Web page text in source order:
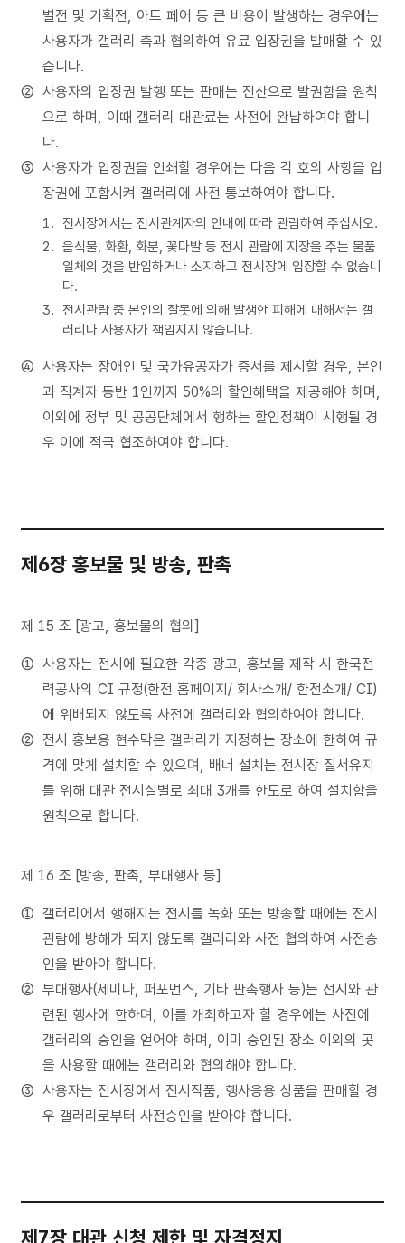
별전 및 기획전, 아트 페어 등 큰 비용이 발생하는 경우에는
사용자가 갤러리 측과 협의하여 유료 입장권을 발매할 수 있
습니다.
사용자의 입장권 발행 또는 판매는 전산으로 발권함을 원칙
으로 하며, 이때 갤러리 대관료는 사전에 완납하여야 합니
다.
사용자가 입장권을 인쇄할 경우에는 다음 각 호의 사항을 입
장권에 포함시켜 갤러리에 사전 통보하여야 합니다.
전시장에서는 전시관계자의 안내에 따라 관람하여 주십시오.
음식물, 화환, 화분, 꽃다발 등 전시 관람에 지장을 주는 물품
일체의 것을 반입하거나 소지하고 전시장에 입장할 수 없습니
다.
전시관람 중 본인의 잘못에 의해 발생한 피해에 대해서는 갤
러리나 사용자가 책임지지 않습니다.
사용자는 장애인 및 국가유공자가 증서를 제시할 경우, 본인
과 직계자 동반 1인까지 50%의 할인혜택을 제공해야 하며,
이외에 정부 및 공공단체에서 행하는 할인정책이 시행될 경
우 이에 적극 협조하여야 합니다.
제6장 홍보물 및 방송, 판촉
제 15 조 [광고, 홍보물의 협의]
사용자는 전시에 필요한 각종 광고, 홍보물 제작 시 한국전
력공사의 CI 규정(한전 홈페이지/ 회사소개/ 한전소개/ CI)
에 위배되지 않도록 사전에 갤러리와 협의하여야 합니다.
전시 홍보용 현수막은 갤러리가 지정하는 장소에 한하여 규
격에 맞게 설치할 수 있으며, 배너 설치는 전시장 질서유지
를 위해 대관 전시실별로 최대 3개를 한도로 하여 설치함을
원칙으로 합니다.
제 16 조 [방송, 판촉, 부대행사 등]
갤러리에서 행해지는 전시를 녹화 또는 방송할 때에는 전시
관람에 방해가 되지 않도록 갤러리와 사전 협의하여 사전승
인을 받아야 합니다.
부대행사(세미나, 퍼포먼스, 기타 판촉행사 등)는 전시와 관
련된 행사에 한하며, 이를 개최하고자 할 경우에는 사전에
갤러리의 승인을 얻어야 하며, 이미 승인된 장소 이외의 곳
을 사용할 때에는 갤러리와 협의해야 합니다.
사용자는 전시장에서 전시작품, 행사응용 상품을 판매할 경
우 갤러리로부터 사전승인을 받아야 합니다.
제7장 대관 신청 제한 및 자격정지